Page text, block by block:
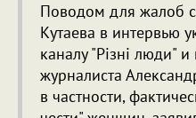
Поводом для жалоб
Кутаева в интервью
каналу "Рiзнi люди" и
журналиста
в частности,